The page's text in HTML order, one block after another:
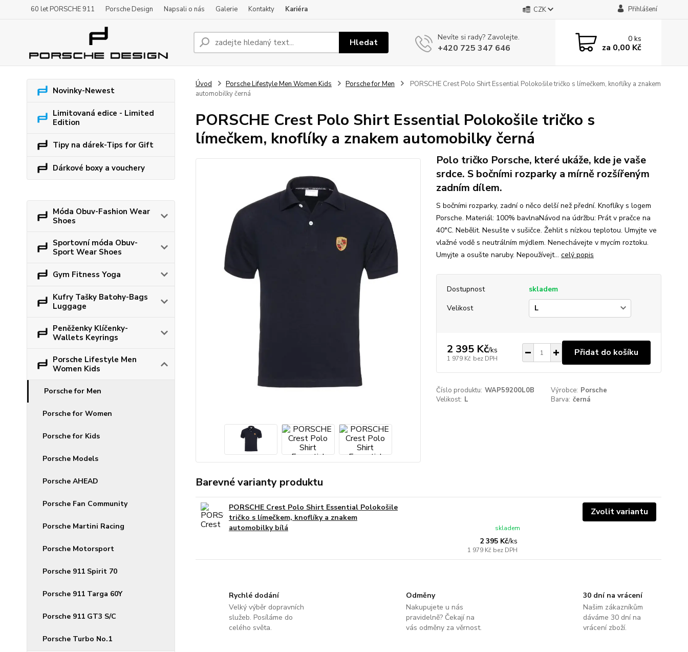
60 let PORSCHE 911 Porsche Design Napsali o nás Galerie Kontakty Kariéra CZK Přihlášení
Hledat Nevíte si rady? Zavolejte.
+420 725 347 646
0ks
za 0,00 Kč
Novinky-Newest
Limitovaná edice - Limited
Edition
Tipy na dárek-Tips for Gift
Dárkové boxy a vouchery
Móda Obuv-Fashion Wear
Shoes
Sportovní móda Obuv-
Sport Wear Shoes
Gym Fitness Yoga
Kufry Tašky Batohy-Bags
Luggage
Peněženky Klíčenky-
Wallets Keyrings
Porsche Lifestyle Men
Women Kids
Porsche for Men
Porsche for Women
Porsche for Kids
Porsche Models
Porsche AHEAD
Porsche Fan Community
Porsche Martini Racing
Porsche Motorsport
Porsche 911 Spirit 70
Porsche 911 Targa 60Y
Porsche 911 GT3 S/C
Porsche Turbo No.1
Úvod Porsche Lifestyle Men Women Kids Porsche for Men
PORSCHE Crest Polo Shirt Essential Polokošile tričko s límečkem, knoflíky a znakem
automobilky černá
PORSCHE Crest Polo Shirt Essential Polokošile tričko s
límečkem, knoflíky a znakem automobilky černá
Polo tričko Porsche, které ukáže, kde je vaše
srdce. S bočními rozparky a mírně rozšířeným
zadním dílem.
S bočními rozparky, zadní o něco delší než přední. Knoflíky s logem
Porsche. Materiál: 100% bavlnaNávod na údržbu: Prát v pračce na
40°C. Nebělit. Nesušte v sušičce. Žehlit s nízkou teplotou. Umyjte ve
vlažné vodě s neutrálním mýdlem. Nenechávejte v mycím roztoku.
Umyjte a osušte naruby. Nepoužívejt... celý popis
Dostupnost
skladem
Velikost
2 395 Kč/ks
1 979 Kč bez DPH
Přidat do košíku
Číslo produktu: WAP59200L0B Výrobce: Porsche
Velikost: L Barva: černá
Barevné varianty produktu
PORSCHE Crest Polo Shirt Essential Polokošile
tričko s límečkem, knoflíky a znakem
automobilky bílá
2 395 Kč/ks
1 979 Kč bez DPH
skladem
Zvolit variantu
Rychlé dodání
Velký výběr dopravních
služeb. Posíláme do
celého světa.
Odměny
Nakupujete u nás
pravidelně? Čekají na
vás odměny za věrnost.
30 dní na vrácení
Našim zákazníkům
dáváme 30 dní na
vrácení zboží.